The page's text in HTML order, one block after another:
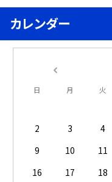
カレンダー
日 月 火
2
3 4
9
10 11
16
17 18